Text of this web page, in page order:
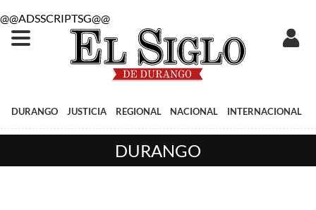
@@ADSSCRIPTSG@@
DURANGO JUSTICIA REGIONAL NACIONAL INTERNACIONAL
DURANGO